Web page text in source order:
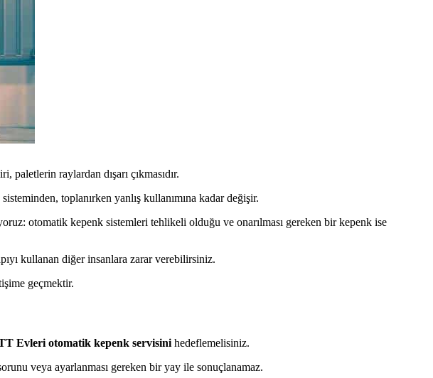
paletlerin raylardan dışarı çıkmasıdır.
toplanırken yanlış kullanımına kadar değişir.
otomatik kepenk sistemleri tehlikeli olduğu ve onarılması gereken bir kepenk ise
kullanan diğer insanlara zarar verebilirsiniz.
geçmektir.
Evleri otomatik kepenk servisinihedeflemelisiniz.
veya ayarlanması gereken bir yay ile sonuçlanamaz.